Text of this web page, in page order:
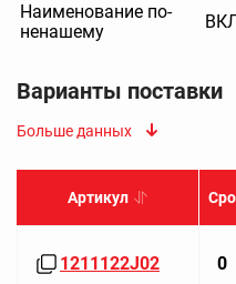
Наименование по-
ненашему
Варианты поставки
Больше данных
Артикул
1211122J02 0